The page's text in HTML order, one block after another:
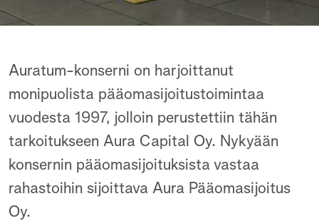
Auratum-konserni on harjoittanut
monipuolista pääomasijoitustoimintaa
vuodesta 1997, jolloin perustettiin tähän
tarkoitukseen Aura Capital Oy. Nykyään
konsernin pääomasijoituksista vastaa
rahastoihin sijoittava Aura Pääomasijoitus
Oy.